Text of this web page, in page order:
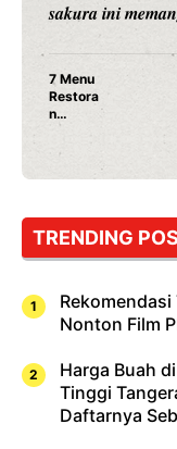
merambah
Rahasia
TRENDING POS
Rekomendasi
Nonton Film
Harga Buah
Tinggi
Daftarnya